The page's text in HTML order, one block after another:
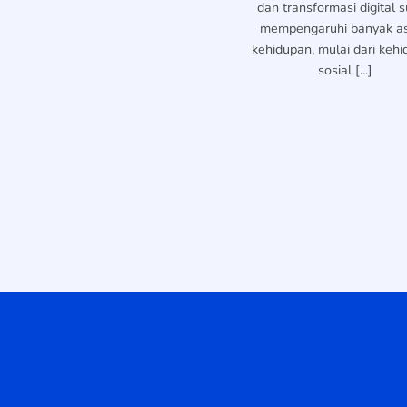
dan transformasi digital
mempengaruhi banyak
kehidupan, mulai dari
sosial [...]